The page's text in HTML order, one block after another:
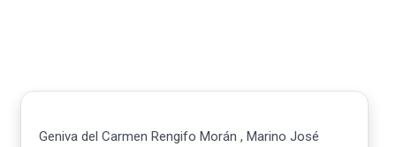
Geniva del Carmen Rengifo Morán , Marino José